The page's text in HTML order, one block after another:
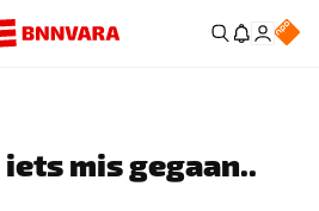
iets mis gegaan..